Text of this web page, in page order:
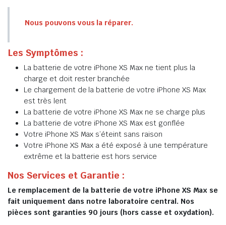
Nous pouvons vous la réparer.
Les Symptômes :
La batterie de votre iPhone XS Max ne tient plus la
charge et doit rester branchée
Le chargement de la batterie de votre iPhone XS Max
est très lent
La batterie de votre iPhone XS Max ne se charge plus
La batterie de votre iPhone XS Max est gonflée
Votre iPhone XS Max s’éteint sans raison
Votre iPhone XS Max a été exposé à une température
extrême et la batterie est hors service
Nos Services et Garantie :
Le remplacement de la batterie de votre iPhone XS Max se
fait uniquement dans notre laboratoire central. Nos
pièces sont garanties 90 jours (hors casse et oxydation).